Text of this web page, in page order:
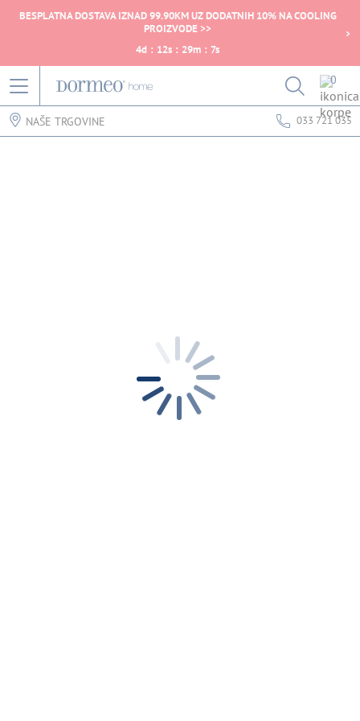
BESPLATNA DOSTAVA IZNAD 99.90KM UZ DODATNIH 10% NA COOLING
PROIZVODE >>
4d : 12s : 29m : 7s
0
NAŠE TRGOVINE 033 721 035